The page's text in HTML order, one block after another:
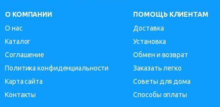
О КОМПАНИИ
О нас
Каталог
Соглашение
Политика конфиденциальности
Карта сайта
Контакты
ПОМОЩЬ КЛИЕНТАМ
Доставка
Установка
Обмен и возврат
Заказать легко
Советы для дома
Способы оплаты